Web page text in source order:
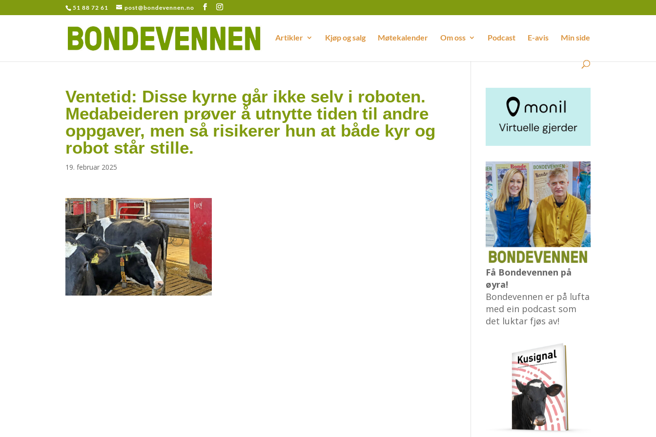
51 88 72 61 post@bondevennen.no
Artikler Kjøp og salg Møtekalender Om oss Podcast E-avis Min side
Ventetid: Disse kyrne går ikke selv i roboten.
Medabeideren prøver å utnytte tiden til andre
oppgaver, men så risikerer hun at både kyr og
robot står stille.
19. februar 2025
Få Bondevennen på
øyra!
Bondevennen er på lufta
med ein podcast som
det luktar fjøs av!